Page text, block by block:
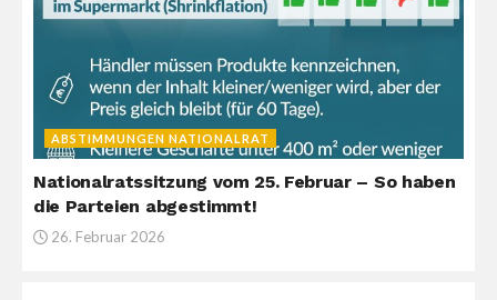
ABSTIMMUNGEN NATIONALRAT
Nationalratssitzung vom 25. Februar – So haben
die Parteien abgestimmt!
26. Februar 2026